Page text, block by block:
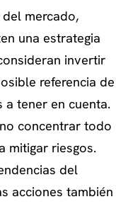
mercado,
una estrategia
invertir
referencia de
a tener en cuenta.
concentrar todo
mitigar riesgos.
del
acciones también